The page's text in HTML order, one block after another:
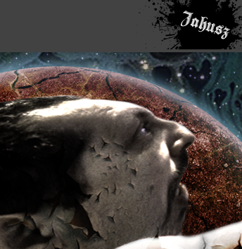
Recent Posts
Atlas Marsa 1910
Saga
Nowy Start
Prezentacja- Introdukcja